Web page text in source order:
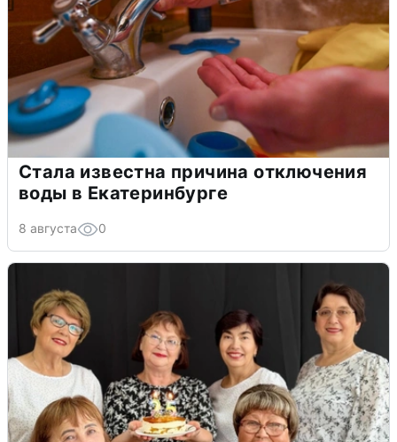
Стала известна причина отключения
воды в Екатеринбурге
8 августа 0